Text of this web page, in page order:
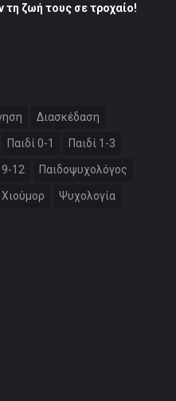
τη ζωή τους σε τροχαίο!
Διασκέδαση
Παιδί 0-1 Παιδί 1-3
9-12 Παιδοψυχολόγος
Χιούμορ Ψυχολογία